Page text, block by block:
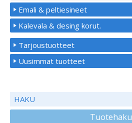
Emali & peltiesineet
Kalevala & desing korut.
Tarjoustuotteet
Uusimmat tuotteet
HAKU
Tuotehaku